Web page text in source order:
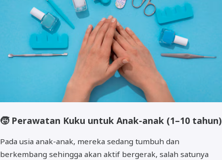
🧒Perawatan Kuku untuk Anak-anak (1–10 tahun)
Pada usia anak-anak, mereka sedang tumbuh dan
berkembang sehingga akan aktif bergerak, salah satunya